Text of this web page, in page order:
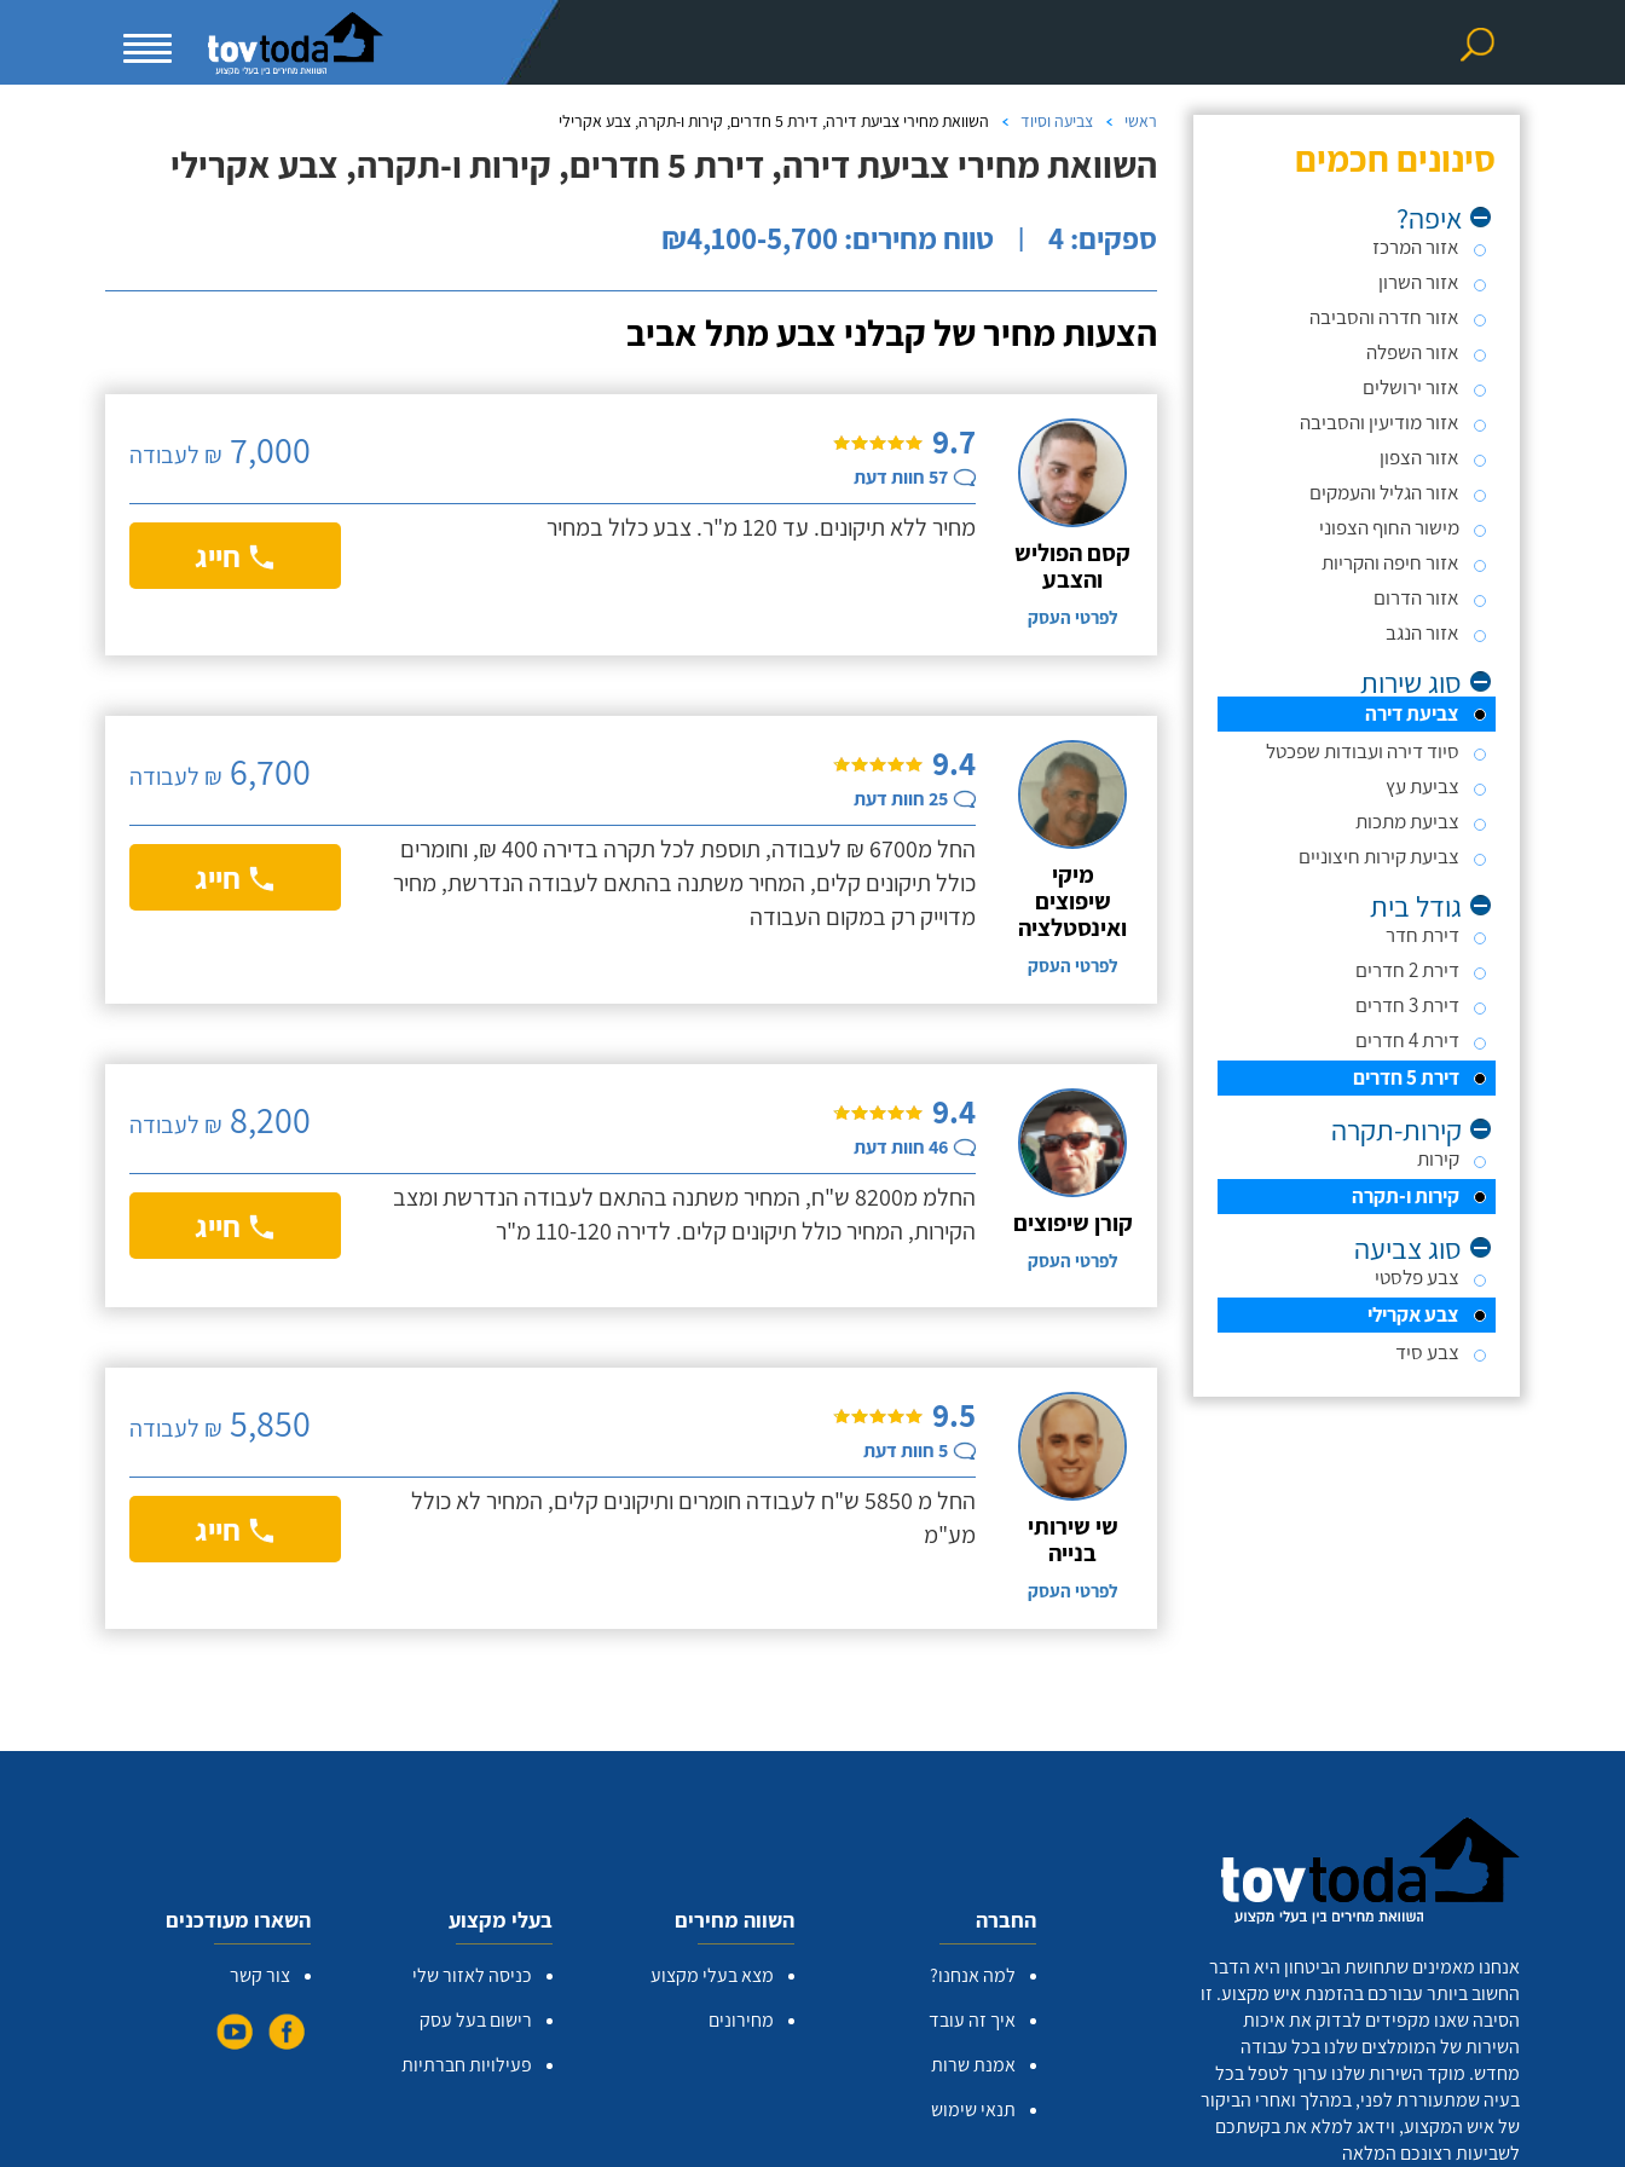
סינונים חכמים
איפה?
אזור המרכז
אזור השרון
אזור חדרה והסביבה
אזור השפלה
אזור ירושלים
אזור מודיעין והסביבה
אזור הצפון
אזור הגליל והעמקים
מישור החוף הצפוני
אזור חיפה והקריות
אזור הדרום
אזור הנגב
סוג שירות
צביעת דירה
סיוד דירה ועבודות שפכטל
צביעת עץ
צביעת מתכות
צביעת קירות חיצוניים
גודל בית
דירת חדר
דירת 2 חדרים
דירת 3 חדרים
דירת 4 חדרים
דירת 5 חדרים
קירות-תקרה
קירות
קירות ו-תקרה
סוג צביעה
צבע פלסטי
צבע אקרילי
צבע סיד
ראשי צביעה וסיוד השוואת מחירי צביעת דירה, דירת 5 חדרים, קירות ו-תקרה, צבע אקרילי
השוואת מחירי צביעת דירה, דירת 5 חדרים, קירות ו-תקרה, צבע אקרילי
ספקים: 4 | טווח מחירים: ₪4,100-5,700
הצעות מחיר של קבלני צבע מתל אביב
קסם הפוליש
והצבע
לפרטי העסק
9.7
57חוות דעת
7,000 ₪ לעבודה
מחיר ללא תיקונים. עד 120 מ"ר. צבע כלול במחיר
חייג
מיקי
שיפוצים
ואינסטלציה
לפרטי העסק
9.4
25חוות דעת
6,700 ₪ לעבודה
החל מ6700 ₪ לעבודה, תוספת לכל תקרה בדירה 400 ₪, וחומרים
כולל תיקונים קלים, המחיר משתנה בהתאם לעבודה הנדרשת, מחיר
מדוייק רק במקום העבודה
חייג
קורן שיפוצים
לפרטי העסק
9.4
46חוות דעת
8,200 ₪ לעבודה
החלמ מ8200 ש"ח, המחיר משתנה בהתאם לעבודה הנדרשת ומצב
הקירות, המחיר כולל תיקונים קלים. לדירה 110-120 מ"ר
חייג
שי שירותי
בנייה
לפרטי העסק
9.5
5חוות דעת
5,850 ₪ לעבודה
החל מ 5850 ש"ח לעבודה חומרים ותיקונים קלים, המחיר לא כולל
מע"מ
חייג
אנחנו מאמינים שתחושת הביטחון היא הדבר
החשוב ביותר עבורכם בהזמנת איש מקצוע. זו
הסיבה שאנו מקפידים לבדוק את איכות
השירות של המומלצים שלנו בכל עבודה
מחדש. מוקד השירות שלנו ערוך לטפל בכל
בעיה שמתעוררת לפני, במהלך ואחרי הביקור
של איש המקצוע, וידאג למלא את בקשתכם
לשביעות רצונכם המלאה
החברה
למה אנחנו?
איך זה עובד
אמנת שרות
תנאי שימוש
השווה מחירים
מצא בעלי מקצוע
מחירונים
בעלי מקצוע
כניסה לאזור שלי
רישום בעל עסק
פעילויות חברתיות
השארו מעודכנים
צור קשר